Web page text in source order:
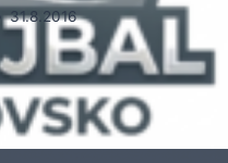
31.8.2016